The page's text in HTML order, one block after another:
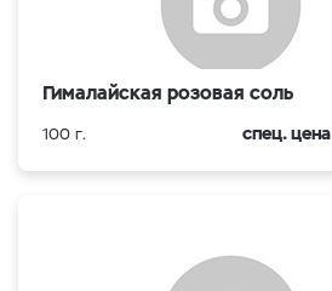
Гималайская розовая соль
100 г. спец. цена